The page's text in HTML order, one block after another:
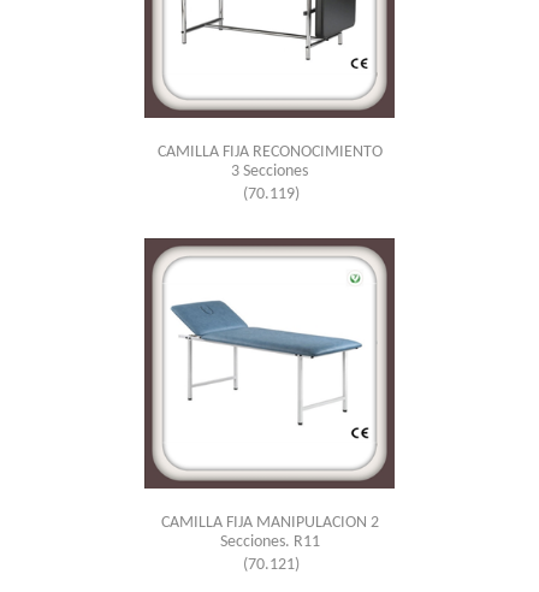
CAMILLA FIJA RECONOCIMIENTO
3 Secciones
(70.119)
CAMILLA FIJA MANIPULACION 2
Secciones. R11
(70.121)